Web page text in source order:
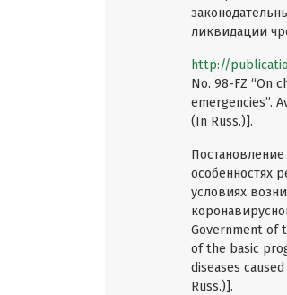
ликвидации
http://
No. 98-FZ “On
emergencies”.
(In Russ.)].
особенностях
условиях
Government of
of the basic
diseases
Russ.)].